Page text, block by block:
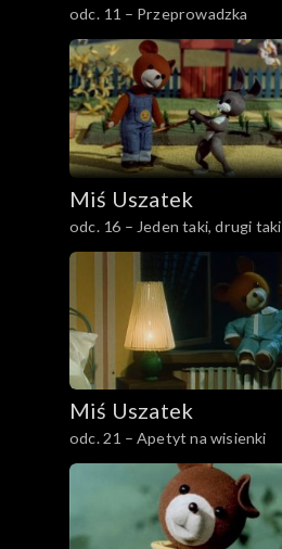
odc. 11 – Przeprowadzka
Miś Uszatek
odc. 16 – Jeden taki, drugi taki
Miś Uszatek
odc. 21 – Apetyt na wisienki